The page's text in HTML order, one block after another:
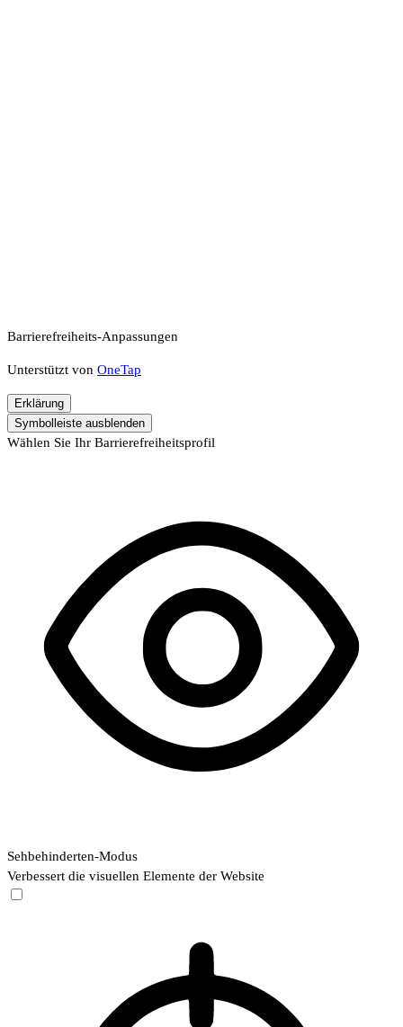
Barrierefreiheits-Anpassungen
Unterstützt von OneTap
Erklärung
Symbolleiste ausblenden
Wählen Sie Ihr Barrierefreiheitsprofil
Sehbehinderten-Modus
Verbessert die visuellen Elemente der Website